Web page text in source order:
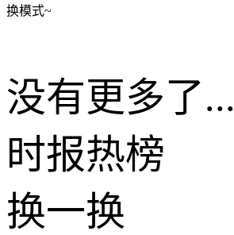
换模式~
没有更多了...
时报热榜
换一换